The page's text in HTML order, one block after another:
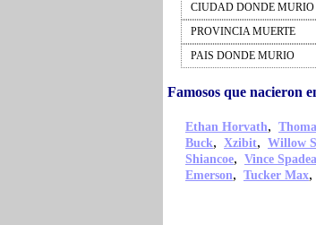
CIUDAD DONDE MURIO
PROVINCIA MUERTE
PAIS DONDE MURIO
Famosos que nacieron
Ethan Horvath,
Buck, Xzibit, Willow
Shiancoe, Vince Spadea
Emerson, Tucker Max,